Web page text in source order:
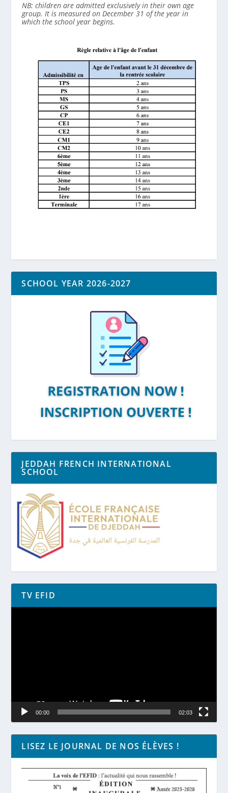
NB: children are admitted exclusively in their own age
group. It is measured on December 31 of the year in
which the school year begins.
SCHOOL YEAR 2026-2027
JEDDAH FRENCH INTERNATIONAL
SCHOOL
TV EFID
Lecteur
00:00 02:03
LISEZ LE JOURNAL DE NOS ÉLÈVES !